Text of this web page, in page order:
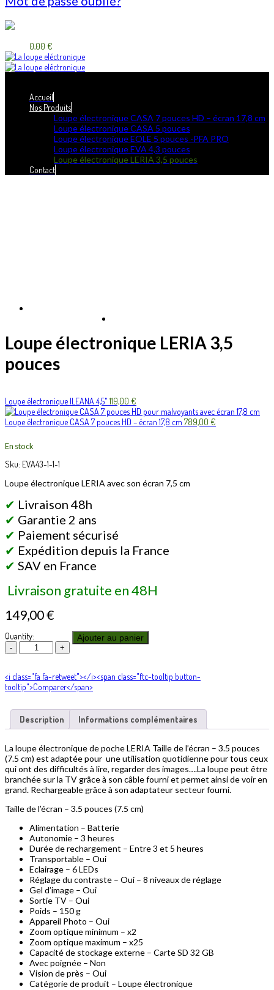
0,00 €
Accueil
Nos Produits
Loupe électronique CASA 7 pouces HD – écran 17,8 cm
Loupe électronique CASA 5 pouces
Loupe électronique EOLE 5 pouces -PFA PRO
Loupe électronique EVA 4,3 pouces
Loupe électronique LERIA 3,5 pouces
Contact
Loupe électronique LERIA 3,5
pouces
Loupe électronique ILEANA 4,5" 119,00 €
Loupe électronique CASA 7 pouces HD – écran 17,8 cm 789,00 €
En stock
Sku: EVA43-1-1-1
Loupe électronique LERIA avec son écran 7,5 cm
✔ Livraison 48h
✔ Garantie 2 ans
✔ Paiement sécurisé
✔ Expédition depuis la France
✔ SAV en France
Livraison gratuite en 48H
149,00€
Quantity: Ajouter au panier
<i class="fa fa-retweet"></i><span class="ftc-tooltip button-
tooltip">Comparer</span>
Description Informations complémentaires
La loupe électronique de pocheLERIA Taille de l’écran – 3.5 pouces
(7.5 cm) est adaptée pour une utilisation quotidienne pour tous ceux
qui ont des difficultés à lire, regarder des images….La loupe peut être
branchée sur la TV grâce à son câble fourni et permet ainsi de voir en
grand. Rechargeable grâce à son adaptateur secteur fourni.
Taille de l’écran – 3.5 pouces (7.5 cm)
Alimentation – Batterie
Autonomie – 3 heures
Durée de rechargement – Entre 3 et 5 heures
Transportable – Oui
Eclairage – 6 LEDs
Réglage du contraste – Oui – 8 niveaux de réglage
Gel d’image – Oui
Sortie TV – Oui
Poids – 150 g
Appareil Photo – Oui
Zoom optique minimum – x2
Zoom optique maximum – x25
Capacité de stockage externe – Carte SD 32 GB
Avec poignée – Non
Vision de près – Oui
Catégorie de produit – Loupe électronique